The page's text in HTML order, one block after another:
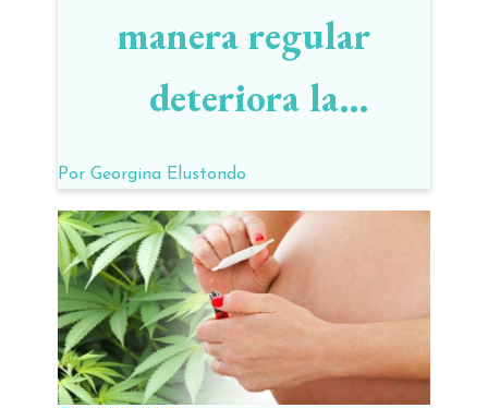
manera regular
deteriora la
inteligencia
Por Georgina Elustondo